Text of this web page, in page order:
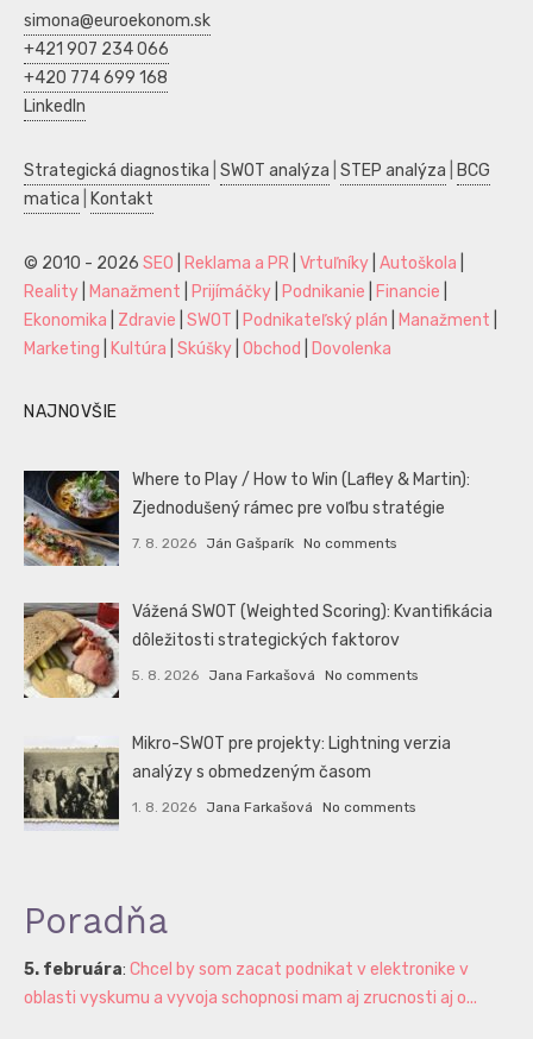
simona@euroekonom.sk
+421 907 234 066
+420 774 699 168
LinkedIn
Strategická diagnostika SWOT analýza STEP analýza
BCG
matica
Kontakt
© 2010 - 2026 SEO Reklama a PR Vrtuľníky Autoškola
Reality
Manažment Prijímáčky Podnikanie Financie
Ekonomika
Zdravie SWOT Podnikateľský plán Manažment
Marketing
Kultúra Skúšky Obchod Dovolenka
NAJNOVŠIE
Where to Play / How to Win (Lafley & Martin):
Zjednodušený rámec pre voľbu stratégie
7. 8. 2026 Ján Gašparík No comments
Vážená SWOT (Weighted Scoring): Kvantifikácia
dôležitosti strategických faktorov
5. 8. 2026 Jana Farkašová No comments
Mikro-SWOT pre projekty: Lightning verzia
analýzy s obmedzeným časom
1. 8. 2026 Jana Farkašová No comments
Poradňa
5. februára: Chcel by som zacat podnikat v elektronike v
oblasti vyskumu a vyvoja schopnosi mam aj zrucnosti aj o...